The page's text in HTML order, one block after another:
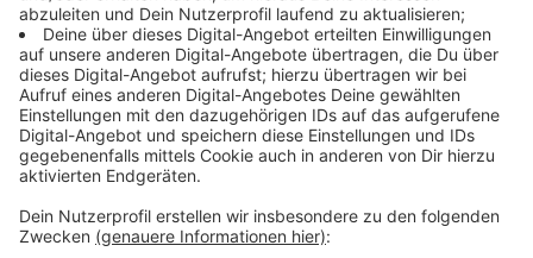
Gedenkfeier. Auch in Königswinter, Rheinbach,
Bornheim und anderen Städten finden solche
Gedenkveranstaltungen statt. Das
Siebengebirgsmseum organisiert heute ab 15 Uhr
Führungen zu jüdischen Erinnerungsorten in der
Königswinterer Altstadt.